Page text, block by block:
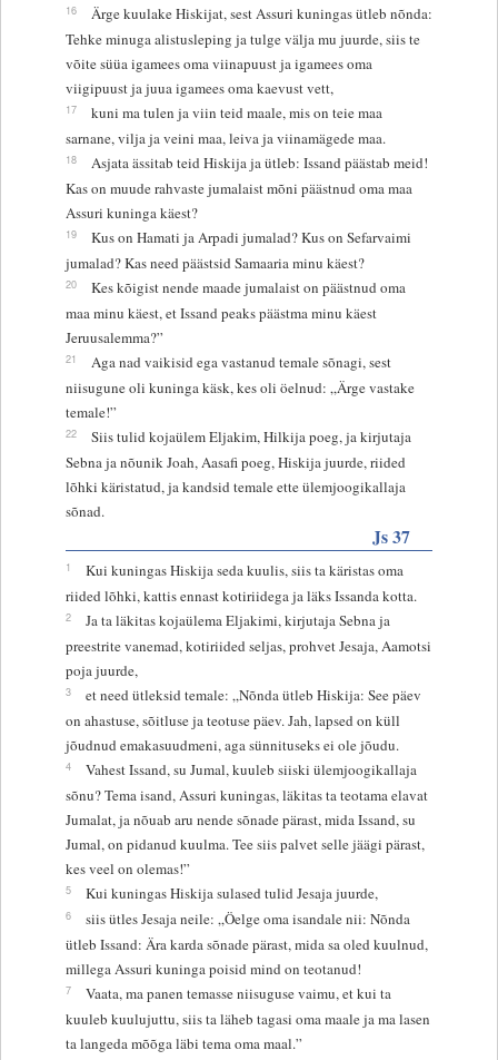
16
Ärge kuulake Hiskijat, sest Assuri kuningas ütleb nõnda:
Tehke minuga alistusleping ja tulge välja mu juurde, siis te
võite süüa igamees oma viinapuust ja igamees oma
viigipuust ja juua igamees oma kaevust vett,
17
kuni ma tulen ja viin teid maale, mis on teie maa
sarnane, vilja ja veini maa, leiva ja viinamägede maa.
18
Asjata ässitab teid Hiskija ja ütleb: Issand päästab meid!
Kas on muude rahvaste jumalaist mõni päästnud oma maa
Assuri kuninga käest?
19
Kus on Hamati ja Arpadi jumalad? Kus on Sefarvaimi
jumalad? Kas need päästsid Samaaria minu käest?
20
Kes kõigist nende maade jumalaist on päästnud oma
maa minu käest, et Issand peaks päästma minu käest
Jeruusalemma?”
21
Aga nad vaikisid ega vastanud temale sõnagi, sest
niisugune oli kuninga käsk, kes oli öelnud: „Ärge vastake
temale!”
22
Siis tulid kojaülem Eljakim, Hilkija poeg, ja kirjutaja
Sebna ja nõunik Joah, Aasafi poeg, Hiskija juurde, riided
lõhki käristatud, ja kandsid temale ette ülemjoogikallaja
sõnad.
Js 37
1
Kui kuningas Hiskija seda kuulis, siis ta käristas oma
riided lõhki, kattis ennast kotiriidega ja läks Issanda kotta.
2
Ja ta läkitas kojaülema Eljakimi, kirjutaja Sebna ja
preestrite vanemad, kotiriided seljas, prohvet Jesaja, Aamotsi
poja juurde,
3
et need ütleksid temale: „Nõnda ütleb Hiskija: See päev
on ahastuse, sõitluse ja teotuse päev. Jah, lapsed on küll
jõudnud emakasuudmeni, aga sünnituseks ei ole jõudu.
4
Vahest Issand, su Jumal, kuuleb siiski ülemjoogikallaja
sõnu? Tema isand, Assuri kuningas, läkitas ta teotama elavat
Jumalat, ja nõuab aru nende sõnade pärast, mida Issand, su
Jumal, on pidanud kuulma. Tee siis palvet selle jäägi pärast,
kes veel on olemas!”
5 Kui kuningas Hiskija sulased tulid Jesaja juurde,
6
siis ütles Jesaja neile: „Öelge oma isandale nii: Nõnda
ütleb Issand: Ära karda sõnade pärast, mida sa oled kuulnud,
millega Assuri kuninga poisid mind on teotanud!
7
Vaata, ma panen temasse niisuguse vaimu, et kui ta
kuuleb kuulujuttu, siis ta läheb tagasi oma maale ja ma lasen
ta langeda mõõga läbi tema oma maal.”